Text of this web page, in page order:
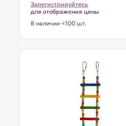
Зарегистрируйтесь
для отображения цены
В наличии <100 шт.